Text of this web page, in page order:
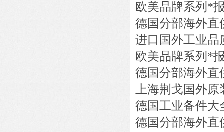
欧美品牌系列*
德国分部海外直
进口国外工业品
欧美品牌系列*
德国分部海外直
上海荆戈国外
德国工业备件大
德国分部海外直